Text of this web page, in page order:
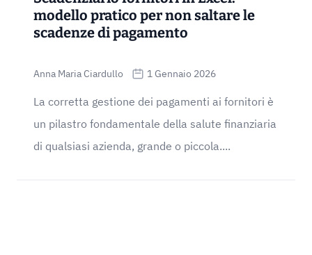
modello pratico per non saltare le
scadenze di pagamento
Anna Maria Ciardullo 1 Gennaio 2026
La corretta gestione dei pagamenti ai fornitori è
un pilastro fondamentale della salute finanziaria
di qualsiasi azienda, grande o piccola....